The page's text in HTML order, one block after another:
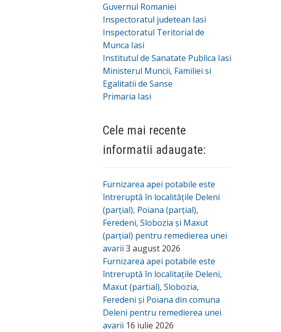
Guvernul Romaniei
Inspectoratul judetean Iasi
Inspectoratul Teritorial de
Munca Iasi
Institutul de Sanatate Publica Iasi
Ministerul Muncii, Familiei si
Egalitatii de Sanse
Primaria Iasi
Cele mai recente
informatii adaugate:
Furnizarea apei potabile este
întreruptă în localitățile Deleni
(parțial), Poiana (parțial),
Feredeni, Slobozia și Maxut
(parțial) pentru remedierea unei
avarii 3 august 2026
Furnizarea apei potabile este
întreruptă în localitațile Deleni,
Maxut (partial), Slobozia,
Feredeni și Poiana din comuna
Deleni pentru remedierea unei
avarii 16 iulie 2026